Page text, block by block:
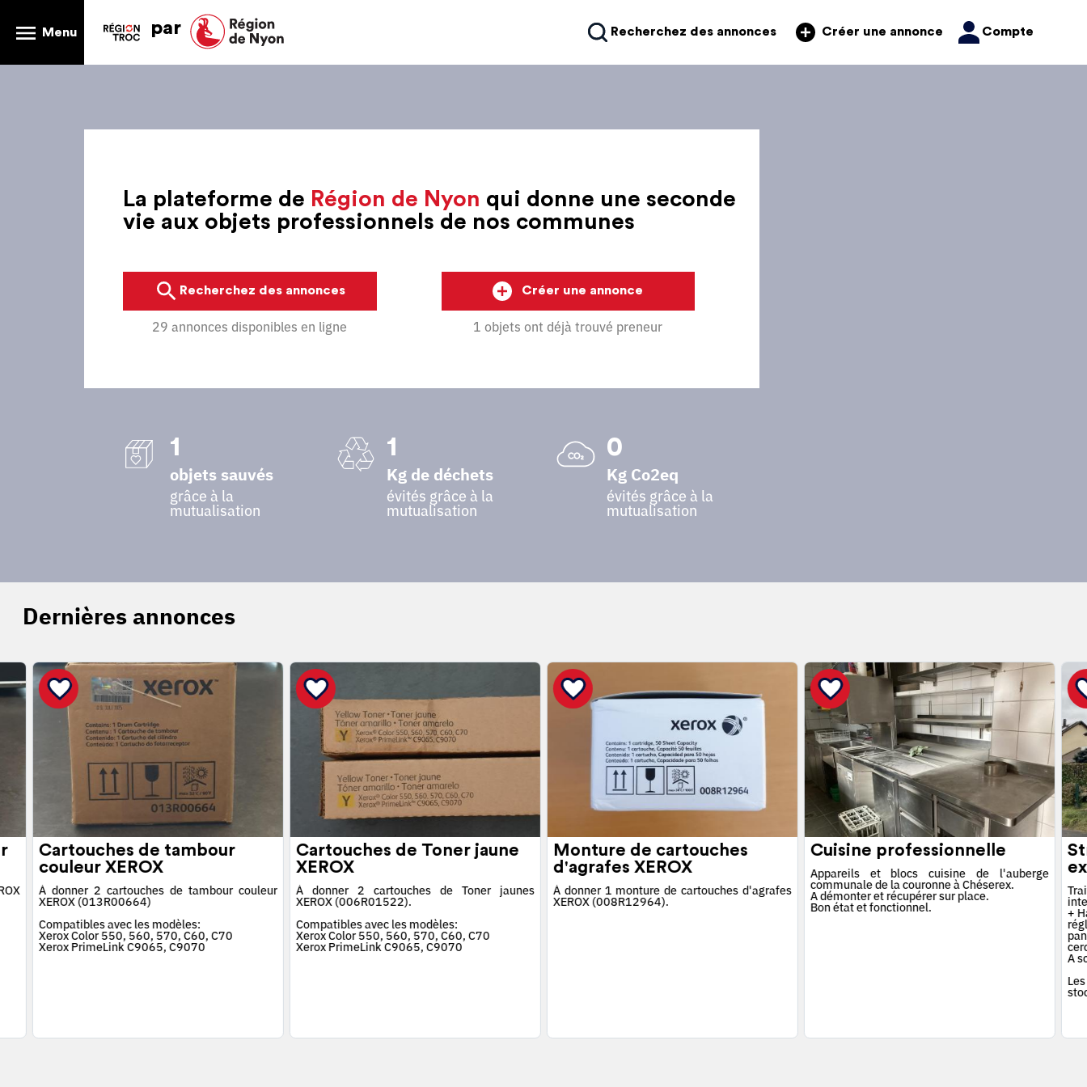
Menu par Recherchez des annonces Créer une annonce Compte
La plateforme de Région de Nyon qui donne une seconde
vie aux objets professionnels de nos communes
Recherchez des annonces
29 annonces disponibles en ligne
Créer une annonce
1 objets ont déjà trouvé preneur
1
objets sauvés
grâce à la
mutualisation
1
Kg de déchets
évités grâce à la
mutualisation
0
Kg Co2eq
évités grâce à la
mutualisation
Dernières annonces
Cartouches de tambour
couleur XEROX
À donner 2 cartouches de tambour couleur
XEROX (013R00664)
Compatibles avec les modèles:
Xerox Color 550, 560, 570, C60, C70
Xerox PrimeLink C9065, C9070
Cartouches de Toner jaune
XEROX
À donner 2 cartouches de Toner jaunes
XEROX (006R01522).
Compatibles avec les modèles:
Xerox Color 550, 560, 570, C60, C70
Xerox PrimeLink C9065, C9070
Monture de cartouches
d'agrafes XEROX
À donner 1 monture de cartouches d'agrafes
XEROX (008R12964).
Cuisine professionnelle
Appareils et blocs cuisine de l'auberge
communale de la couronne à Chéserex.
A démonter et récupérer sur place.
Bon état et fonctionnel. +
A